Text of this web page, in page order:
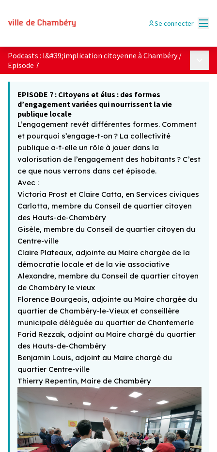
Se connecter
Podcasts : l&#39;implication citoyenne à Chambéry /
Episode 7
EPISODE 7 : Citoyens et élus : des formes
d’engagement variées qui nourrissent la vie
publique locale
L’engagement revêt différentes formes. Comment
et pourquoi s’engage-t-on ? La collectivité
publique a-t-elle un rôle à jouer dans la
valorisation de l’engagement des habitants ? C’est
ce que nous verrons dans cet épisode.
Avec :
Victoria Prost et Claire Catta, en Services civiques
Carlotta, membre du Conseil de quartier citoyen
des Hauts-de-Chambéry
Gisèle, membre du Conseil de quartier citoyen du
Centre-ville
Claire Plateaux, adjointe au Maire chargée de la
démocratie locale et de la vie associative
Alexandre, membre du Conseil de quartier citoyen
de Chambéry le vieux
Florence Bourgeois, adjointe au Maire chargée du
quartier de Chambéry-le-Vieux et conseillère
municipale déléguée au quartier de Chantemerle
Farid Rezzak, adjoint au Maire chargé du quartier
des Hauts-de-Chambéry
Benjamin Louis, adjoint au Maire chargé du
quartier Centre-ville
Thierry Repentin, Maire de Chambéry